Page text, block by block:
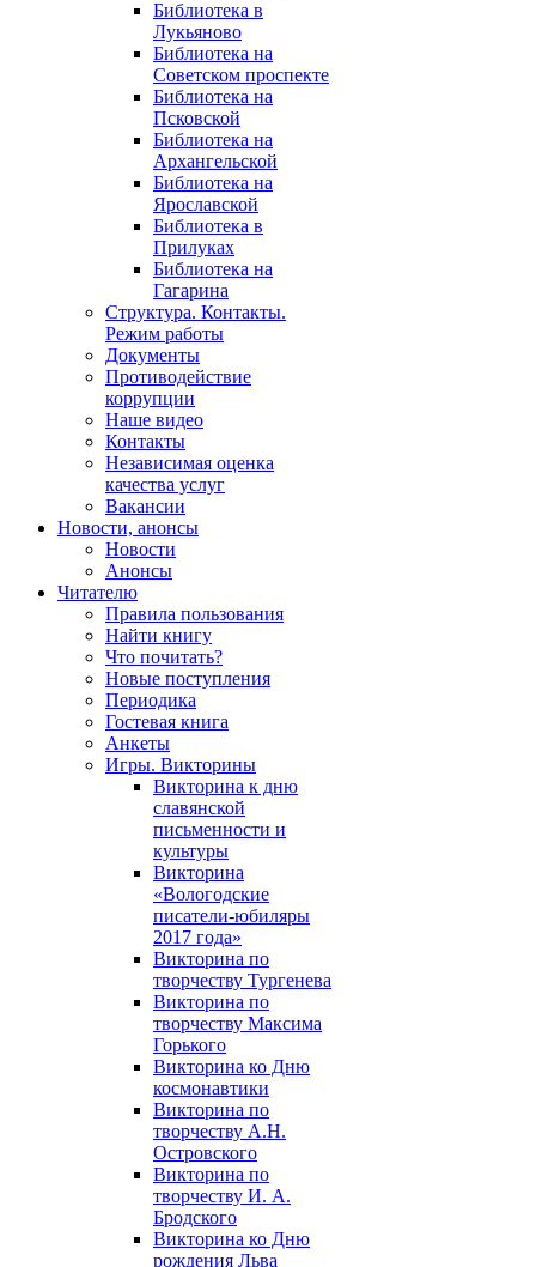
Библиотека в
Лукьяново
Библиотека на
Советском проспекте
Библиотека на
Псковской
Библиотека на
Архангельской
Библиотека на
Ярославской
Библиотека в
Прилуках
Библиотека на
Гагарина
Структура. Контакты.
Режим работы
Документы
Противодействие
коррупции
Наше видео
Контакты
Независимая оценка
качества услуг
Вакансии
Новости, анонсы
Новости
Анонсы
Читателю
Правила пользования
Найти книгу
Что почитать?
Новые поступления
Периодика
Гостевая книга
Анкеты
Игры. Викторины
Викторина к дню
славянской
письменности и
культуры
Викторина
«Вологодские
писатели-юбиляры
2017 года»
Викторина по
творчеству Тургенева
Викторина по
творчеству Максима
Горького
Викторина ко Дню
космонавтики
Викторина по
творчеству А.Н.
Островского
Викторина по
творчеству И. А.
Бродского
Викторина ко Дню
рождения Льва